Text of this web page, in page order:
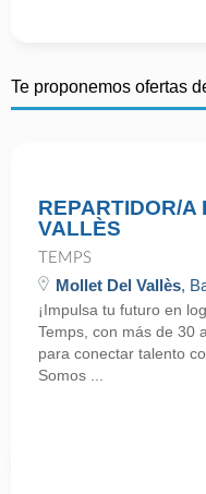
Te proponemos ofertas
REPARTIDOR/A
VALLÈS
TEMPS
Mollet Del Vallès,
¡Impulsa tu futuro en
Temps, con más de 30
para conectar talento
Somos ...